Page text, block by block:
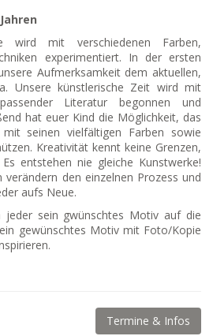
wird mit verschiedenen Farben,
experimentiert. In der ersten
Aufmerksamkeit dem aktuellen,
Unsere künstlerische Zeit wird mit
Literatur begonnen und
hat euer Kind die Möglichkeit, das
seinen vielfältigen Farben sowie
Kreativität kennt keine Grenzen,
entstehen nie gleiche Kunstwerke!
verändern den einzelnen Prozess und
aufs Neue.
jeder sein gwünschtes Motiv auf die
gewünschtes Motiv mit Foto/Kopie
Termine & Infos